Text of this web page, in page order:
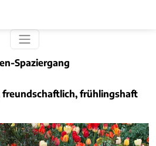
Spaziergang
frühlingshaft